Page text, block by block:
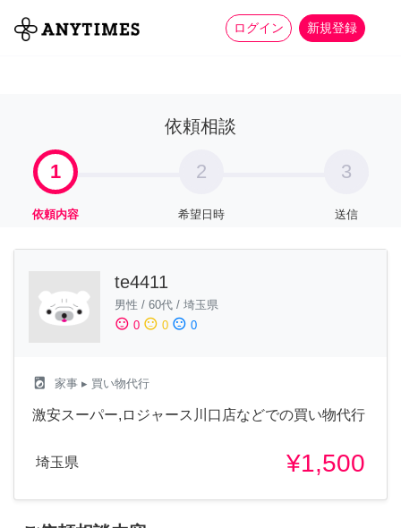
ログイン 新規登録
全て 家事 more_horiz
依頼相談
1
依頼内容
2
希望日時
3
送信
te4411
男性 / 60代 / 埼玉県
sentiment_satisfied 0 sentiment_neutral 0 sentiment_dissatisfied 0
local_laundry_service 家事 ▸ 買い物代行
激安スーパー,ロジャース川口店などでの買い物代行
埼玉県 ¥1,500